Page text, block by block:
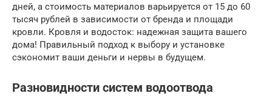
дней, а стоимость материалов варьируется от 15 до 60
тысяч рублей в зависимости от бренда и площади
кровли. Кровля и водосток: надежная защита вашего
дома! Правильный подход к выбору и установке
сэкономит ваши деньги и нервы в будущем.
Разновидности систем водоотвода